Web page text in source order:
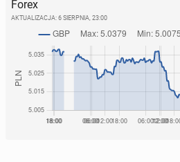
Forex
AKTUALIZACJA: 6 SIERPNIA, 23:00